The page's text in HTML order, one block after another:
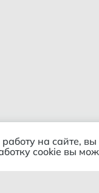
на сайте, вы
cookie вы